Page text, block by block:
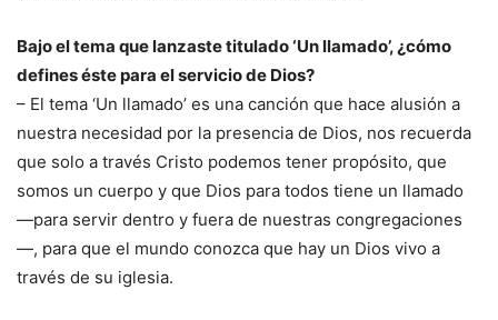
Bajo el tema que lanzaste titulado ‘Un llamado’, ¿cómo
defines éste para el servicio de Dios?
– El tema ‘Un llamado’ es una canción que hace alusión a
nuestra necesidad por la presencia de Dios, nos recuerda
que solo a través Cristo podemos tener propósito, que
somos un cuerpo y que Dios para todos tiene un llamado
—para servir dentro y fuera de nuestras congregaciones
—, para que el mundo conozca que hay un Dios vivo a
través de su iglesia.